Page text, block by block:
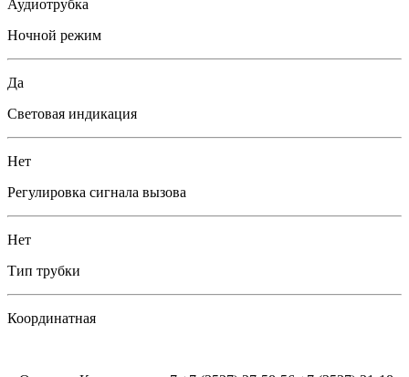
Аудиотрубка
Ночной режим
Да
Световая индикация
Нет
Регулировка сигнала вызова
Нет
Тип трубки
Координатная